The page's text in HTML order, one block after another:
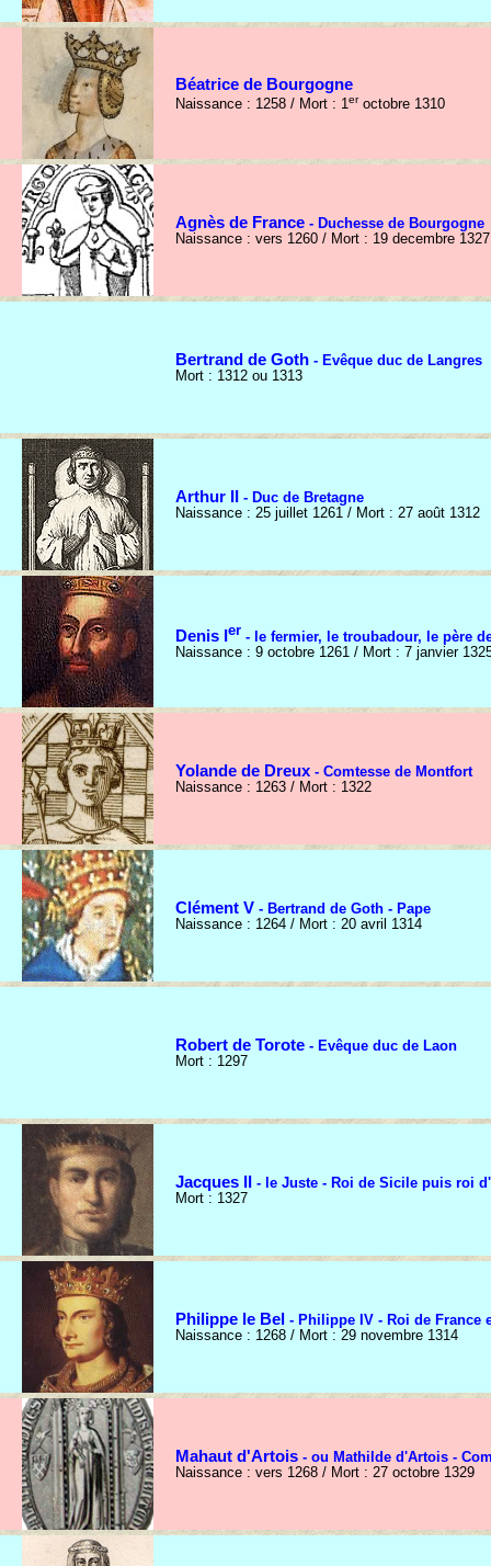
Béatrice de Bourgogne
Naissance : 1258 / Mort : 1er octobre 1310
Agnès de France - Duchesse de Bourgogne
Naissance : vers 1260 / Mort : 19 decembre 1327
Bertrand de Goth - Evêque duc de Langres
Mort : 1312 ou 1313
Arthur II - Duc de Bretagne
Naissance : 25 juillet 1261 / Mort : 27 août 1312
Denis Ier - le fermier, le troubadour, le père
Naissance : 9 octobre 1261 / Mort : 7 janvier
Yolande de Dreux - Comtesse de Montfort
Naissance : 1263 / Mort : 1322
Clément V - Bertrand de Goth - Pape
Naissance : 1264 / Mort : 20 avril 1314
Robert de Torote - Evêque duc de Laon
Mort : 1297
Jacques II - le Juste - Roi de Sicile puis roi
Mort : 1327
Philippe le Bel - Philippe IV - Roi de France
Naissance : 1268 / Mort : 29 novembre 1314
Mahaut d'Artois - ou Mathilde d'Artois -
Naissance : vers 1268 / Mort : 27 octobre 1329